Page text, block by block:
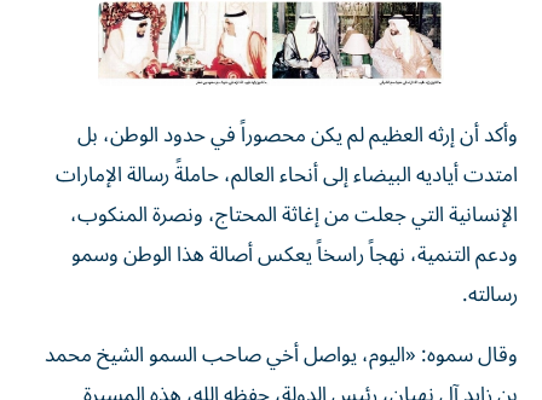
وأكد أن إرثه العظيم لم يكن محصوراً في حدود الوطن، بل
امتدت أياديه البيضاء إلى أنحاء العالم، حاملةً رسالة الإمارات
الإنسانية التي جعلت من إغاثة المحتاج، ونصرة المنكوب،
ودعم التنمية، نهجاً راسخاً يعكس أصالة هذا الوطن وسمو
رسالته.
وقال سموه: «اليوم، يواصل أخي صاحب السمو الشيخ محمد